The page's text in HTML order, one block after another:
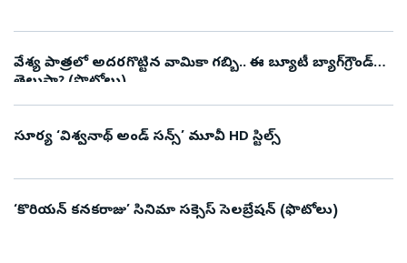
వేశ్య పాత్రలో అదరగొట్టిన వామికా గబ్బి.. ఈ బ్యూటీ బ్యాగ్‌గ్రౌండ్‌
తెలుసా? (ఫొటోలు)
సూర్య ‘విశ్వనాథ్ అండ్ సన్స్’ మూవీ HD స్టిల్స్
‘కొరియన్‌ కనకరాజు’ సినిమా సక్సెస్‌ సెలబ్రేషన్‌ (ఫొటోలు)